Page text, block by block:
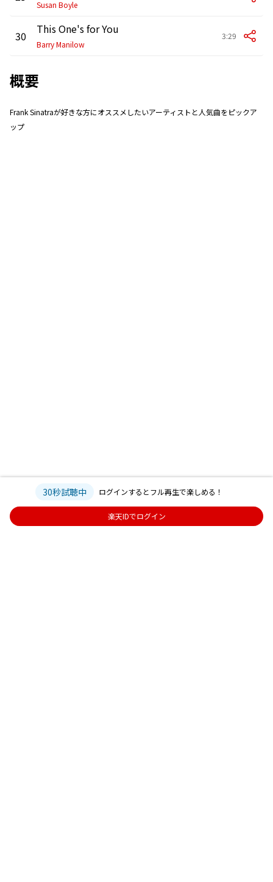
Susan Boyle
30 This One's for You
Barry Manilow
3:29
概要
Frank Sinatraが好きな方にオススメしたいアーティストと人気曲をピックア
ップ
30秒試聴中 ログインするとフル再生で楽しめる！
楽天IDでログイン